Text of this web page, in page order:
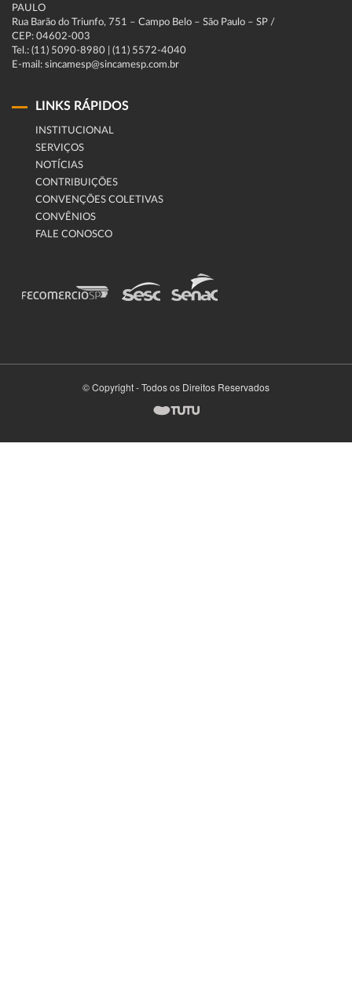
PAULO
Rua Barão do Triunfo, 751 – Campo Belo – São Paulo – SP /
CEP: 04602-003
Tel.: (11) 5090-8980 | (11) 5572-4040
E-mail: sincamesp@sincamesp.com.br
LINKS RÁPIDOS
INSTITUCIONAL
SERVIÇOS
NOTÍCIAS
CONTRIBUIÇÕES
CONVENÇÕES COLETIVAS
CONVÊNIOS
FALE CONOSCO
© Copyright - Todos os Direitos Reservados